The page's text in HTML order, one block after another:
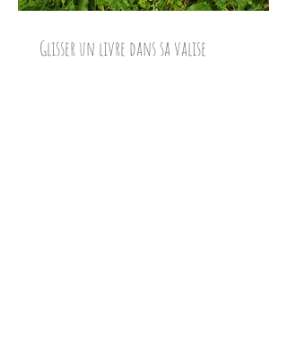
Glisser un livre dans sa valise